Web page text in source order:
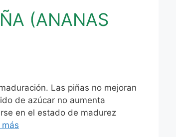
(ANANAS
Las piñas no mejoran
de azúcar no aumenta
en el estado de madurez
más